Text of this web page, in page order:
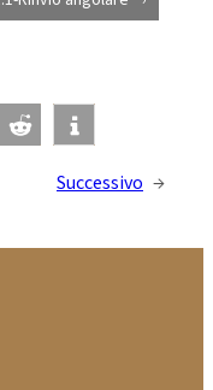
Successivo →